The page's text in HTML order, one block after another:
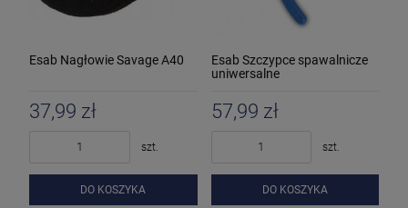
Esab Nagłowie Savage A40
37,99 zł
szt.
DO KOSZYKA
Esab Szczypce spawalnicze
uniwersalne
57,99 zł
szt.
DO KOSZYKA